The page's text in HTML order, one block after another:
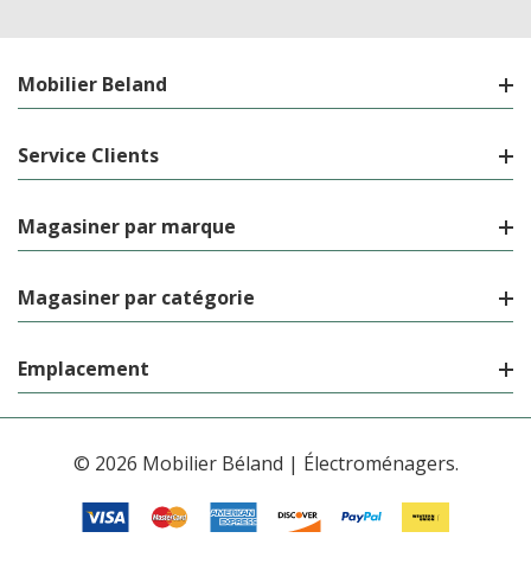
Mobilier Beland
Service Clients
Magasiner par marque
Magasiner par catégorie
Emplacement
© 2026 Mobilier Béland | Électroménagers.